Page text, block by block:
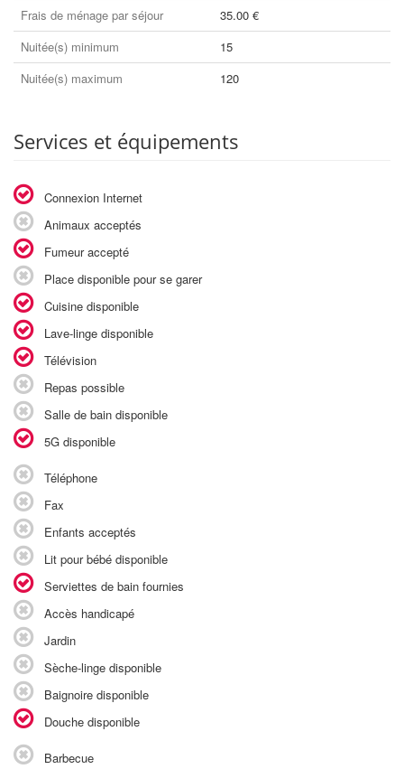
Frais de ménage par séjour
35.00 €
Nuitée(s) minimum
15
Nuitée(s) maximum
120
Services et équipements
Connexion Internet
Animaux acceptés
Fumeur accepté
Place disponible pour se garer
Cuisine disponible
Lave-linge disponible
Télévision
Repas possible
Salle de bain disponible
5G disponible
Téléphone
Fax
Enfants acceptés
Lit pour bébé disponible
Serviettes de bain fournies
Accès handicapé
Jardin
Sèche-linge disponible
Baignoire disponible
Douche disponible
Barbecue